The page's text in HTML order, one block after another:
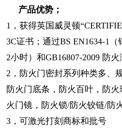
产品优势；
1，获得英国威灵顿
3C证书；通过BS EN1634-1
2小时）和GB16807-2009 防火
2，防火门密封系列种类多、
防火门底条，防火百叶，防
火门镜，防火锁/防火铰链/防
3，可激光打刻商标和批号